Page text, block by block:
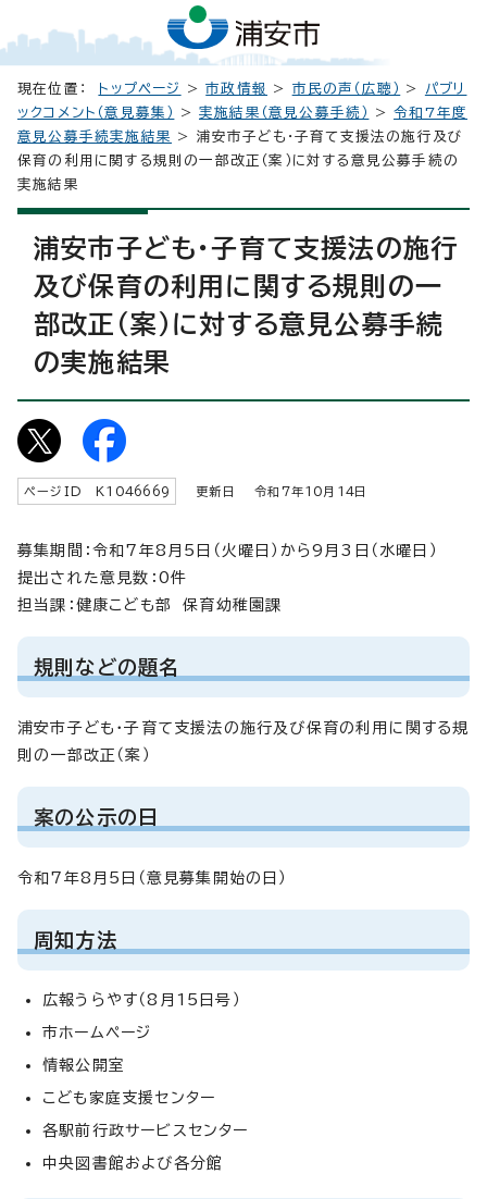
現在位置： トップページ >市政情報 > 市民の声（広聴） > パブリ
ックコメント（意見募集）
>実施結果（意見公募手続） >令和7年度
意見公募手続実施結果
> 浦安市子ども・子育て支援法の施行及び
保育の利用に関する規則の一部改正（案）に対する意見公募手続の
実施結果
浦安市子ども・子育て支援法の施行
及び保育の利用に関する規則の一
部改正（案）に対する意見公募手続
の実施結果
ページID K 1046669 更新日 令和7年10 月 14日
募集期間：令和7年8月5日（火曜日）から9月3日（水曜日）
提出された意見数：0件
担当課：健康こども部 保育幼稚園課
規則などの題名
浦安市子ども・子育て支援法の施行及び保育の利用に関する規
則の一部改正（案）
案の公示の日
令和7年8月5日（意見募集開始の日）
周知方法
広報うらやす（8月15日号）
市ホームページ
情報公開室
こども家庭支援センター
各駅前行政サービスセンター
中央図書館および各分館